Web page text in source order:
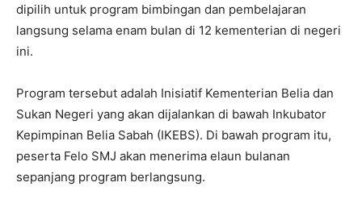
dipilih untuk program bimbingan dan pembelajaran
langsung selama enam bulan di 12 kementerian di negeri
ini.
Program tersebut adalah Inisiatif Kementerian Belia dan
Sukan Negeri yang akan dijalankan di bawah Inkubator
Kepimpinan Belia Sabah (IKEBS). Di bawah program itu,
peserta Felo SMJ akan menerima elaun bulanan
sepanjang program berlangsung.